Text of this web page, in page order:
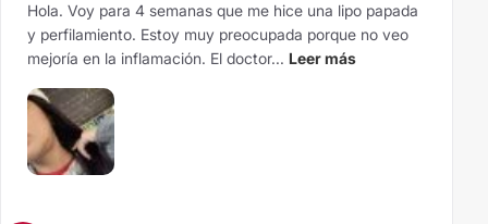
Hola. Voy para 4 semanas que me hice una lipo papada
y perfilamiento. Estoy muy preocupada porque no veo
mejoría en la inflamación. El doctor... Leer más